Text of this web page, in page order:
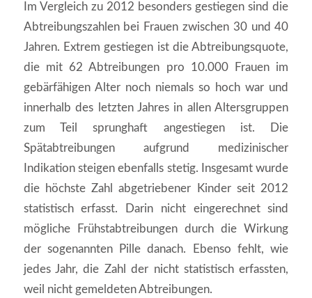
Im Vergleich zu 2012 besonders gestiegen sind die
Abtreibungszahlen bei Frauen zwischen 30 und 40
Jahren. Extrem gestiegen ist die Abtreibungsquote,
die mit 62 Abtreibungen pro 10.000 Frauen im
gebärfähigen Alter noch niemals so hoch war und
innerhalb des letzten Jahres in allen Altersgruppen
zum Teil sprunghaft angestiegen ist. Die
Spätabtreibungen aufgrund medizinischer
Indikation steigen ebenfalls stetig. Insgesamt wurde
die höchste Zahl abgetriebener Kinder seit 2012
statistisch erfasst. Darin nicht eingerechnet sind
mögliche Frühstabtreibungen durch die Wirkung
der sogenannten Pille danach. Ebenso fehlt, wie
jedes Jahr, die Zahl der nicht statistisch erfassten,
weil nicht gemeldeten Abtreibungen.